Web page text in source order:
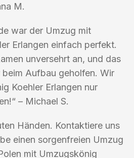
M.
war der Umzug mit
Erlangen einfach perfekt.
unversehrt an, und das
beim Aufbau geholfen. Wir
Koehler Erlangen nur
– Michael S.
Händen. Kontaktiere uns
einen sorgenfreien Umzug
mit Umzugskönig